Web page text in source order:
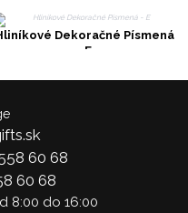
Dekoračné Písmená
- E
60 68
60 68
8:00 do 16:00